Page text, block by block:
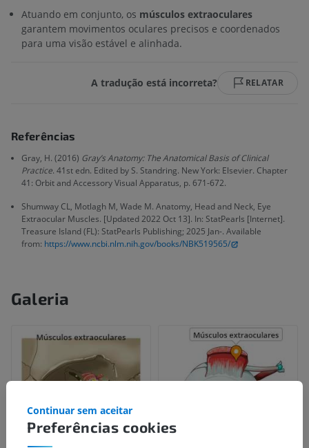
Atuando em conjunto, os músculos extraoculares
garantem movimentos oculares precisos e coordenados
para uma visão estável e alinhada.
A tradução está incorreta? RELATAR
Referências
Gray, H. (2016) Gray’s Anatomy: The Anatomical Basis of Clinical
Practice. 41st edn. Edited by S. Standring. New York: Elsevier. Chapter
41: Orbit and Accessory Visual Apparatus, p. 671-672.
Shumway CL, Motlagh M, Wade M. Anatomy, Head and Neck, Eye
Extraocular Muscles. [Updated 2022 Oct 13]. In: StatPearls [Internet].
Treasure Island (FL): StatPearls Publishing; 2025 Jan-. Available
from: https://www.ncbi.nlm.nih.gov/books/NBK519565/
Galeria
Preferências cookies
Continuar sem aceitar